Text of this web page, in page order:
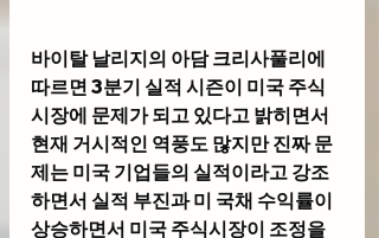
바이탈 날리지의 아담 크리사풀리에
따르면 3분기 실적 시즌이 미국 주식
시장에 문제가 되고 있다고 밝히면서
현재 거시적인 역풍도 많지만 진짜 문
제는 미국 기업들의 실적이라고 강조
하면서 실적 부진과 미 국채 수익률이
상승하면서 미국 주식시장이 조정을